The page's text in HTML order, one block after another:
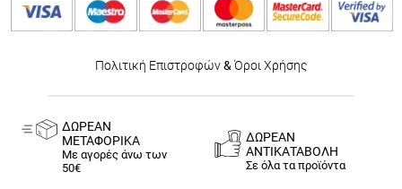
Πολιτική Επιστροφών& Όροι Χρήσης
ΔΩΡΕΑΝ
ΜΕΤΑΦΟΡΙΚΑ
Με αγορές άνω των
50€
ΔΩΡΕΑΝ
ΑΝΤΙΚΑΤΑΒΟΛΗ
Σε όλα τα προϊόντα